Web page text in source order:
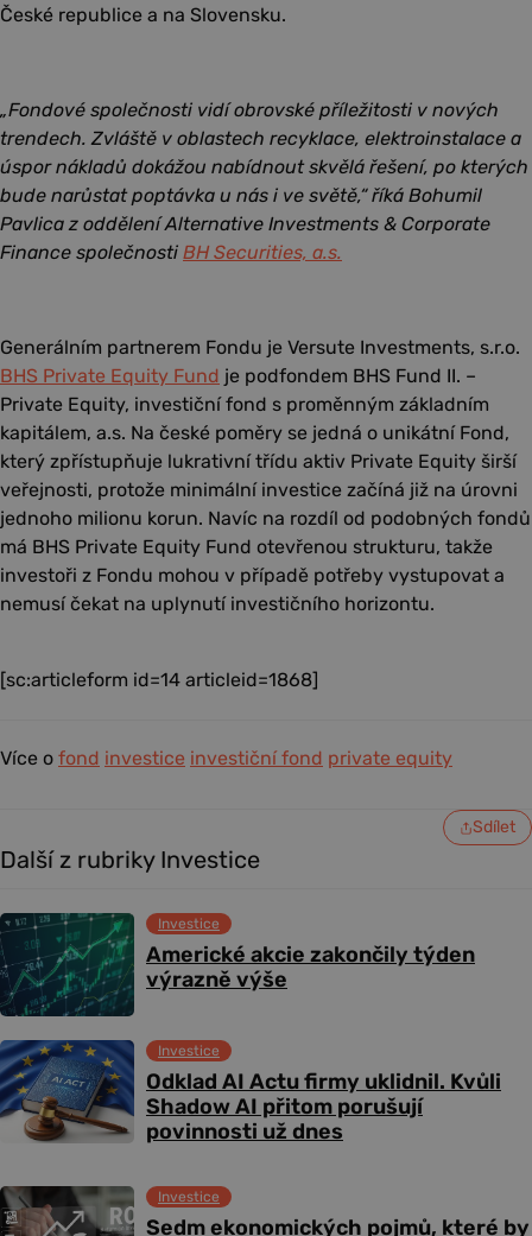
České republice a na Slovensku.
„Fondové společnosti vidí obrovské příležitosti v nových
trendech. Zvláště v oblastech recyklace, elektroinstalace a
úspor nákladů dokážou nabídnout skvělá řešení, po kterých
bude narůstat poptávka u nás i ve světě,“ říká Bohumil
Pavlica z oddělení Alternative Investments & Corporate
Finance společnosti BH Securities, a.s.
Generálním partnerem Fondu je Versute Investments, s.r.o.
BHS Private Equity Fund je podfondem BHS Fund II. –
Private Equity, investiční fond s proměnným základním
kapitálem, a.s. Na české poměry se jedná o unikátní Fond,
který zpřístupňuje lukrativní třídu aktiv Private Equity širší
veřejnosti, protože minimální investice začíná již na úrovni
jednoho milionu korun. Navíc na rozdíl od podobných fondů
má BHS Private Equity Fund otevřenou strukturu, takže
investoři z Fondu mohou v případě potřeby vystupovat a
nemusí čekat na uplynutí investičního horizontu.
[sc:articleform id=14 articleid=1868]
Více o fond investice investiční fond private equity
Sdílet
Další z rubriky Investice
Americké akcie zakončily týden
výrazně výše
Investice
Odklad AI Actu firmy uklidnil. Kvůli
Shadow AI přitom porušují
povinnosti už dnes
Investice
Sedm ekonomických pojmů, které by
Investice